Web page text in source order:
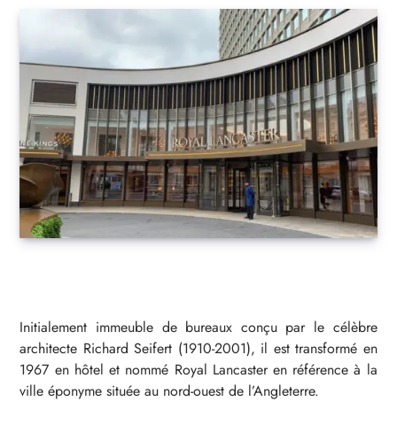
Initialement immeuble de bureaux conçu par le célèbre
architecte Richard Seifert (1910-2001), il est transformé en
1967 en hôtel et nommé Royal Lancaster en référence à la
ville éponyme située au nord-ouest de l’Angleterre.